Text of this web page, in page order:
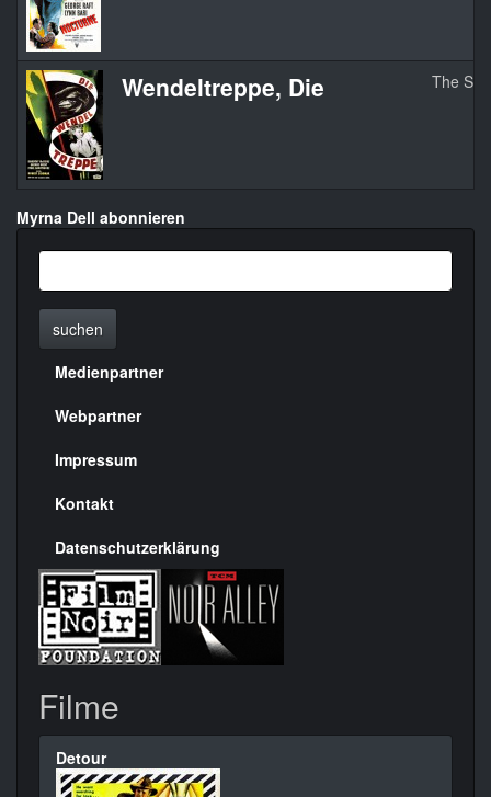
Wendeltreppe, Die The
Myrna Dell abonnieren
suchen
Menülinks
rechte
Seite
Medienpartner
Webpartner
Impressum
Kontakt
Datenschutzerklärung
Filme
Detour